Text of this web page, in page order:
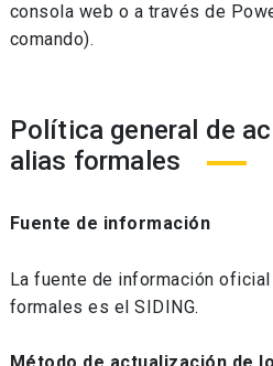
consola web o a través de
comando).
Política general de
alias formales
Fuente de información
La fuente de información
formales es el SIDING.